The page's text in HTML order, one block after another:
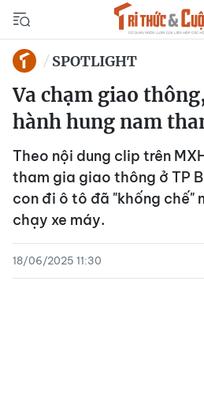
SPOTLIGHT
Va chạm giao
hành hung nam
Theo nội dung clip trên
tham gia giao thông ở TP
con đi ô tô đã "khống chế"
chạy xe máy.
18/06/2025 11:30